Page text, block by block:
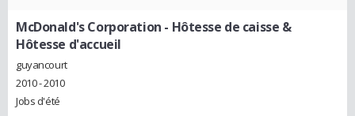
McDonald's Corporation - Hôtesse de caisse &
Hôtesse d'accueil
guyancourt
2010 - 2010
Jobs d'été